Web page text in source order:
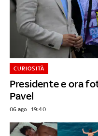
Presidente e ora
Pavel
CURIOSITÀ
06 ago - 19:40